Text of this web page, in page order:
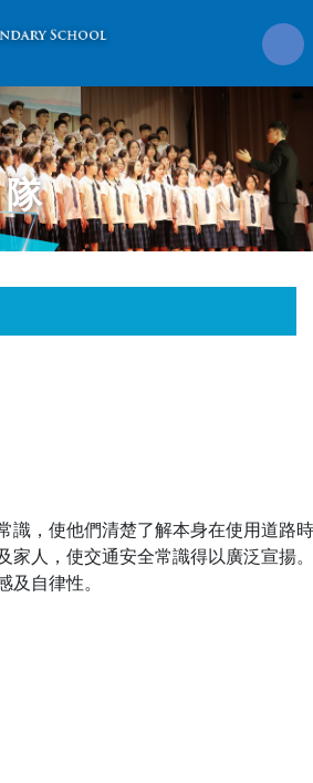
識，使他們清楚了解本身在使用道路
家人，使交通安全常識得以廣泛宣揚
自律性。